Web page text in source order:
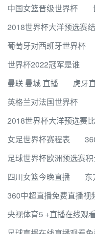
中国女篮晋级世界杯
2018世界杯大洋预选赛
葡萄牙对西班牙世界杯
世界杯2022冠军是谁
曼联 曼城 直播
虎牙
英格兰对法国世界杯
2018世界杯大洋预选赛
女足世界杯赛程表
足球世界杯欧洲预选赛
四川女篮今晚直播
东
360中超直播免费直播视
央视体育5 +直播在线观